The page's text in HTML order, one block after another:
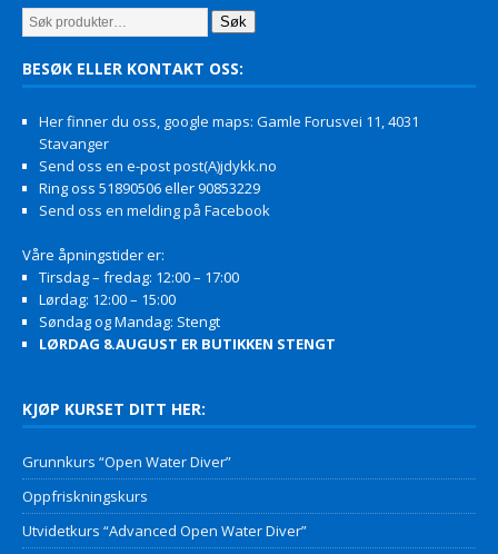
Søk
BESØK ELLER KONTAKT OSS:
Her finner du oss, google maps: Gamle Forusvei 11, 4031
Stavanger
Send oss en e-post post(A)jdykk.no
Ring oss 51890506 eller 90853229
Send oss en melding på Facebook
Våre åpningstider er:
Tirsdag – fredag: 12:00 – 17:00
Lørdag: 12:00 – 15:00
Søndag og Mandag: Stengt
LØRDAG 8.AUGUST ER BUTIKKEN STENGT
KJØP KURSET DITT HER:
Grunnkurs “Open Water Diver”
Oppfriskningskurs
Utvidetkurs “Advanced Open Water Diver”